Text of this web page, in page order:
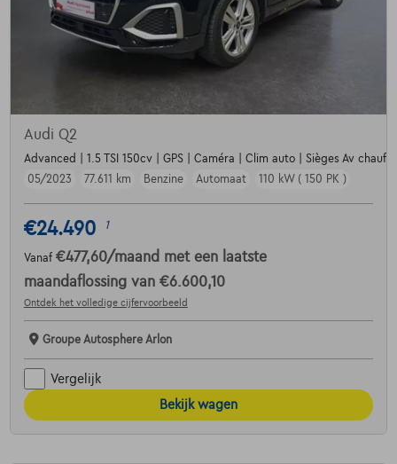
Audi Q2
Advanced | 1.5 TSI 150cv | GPS | Caméra | Clim auto | Sièges Av
05/2023
77.611 km Benzine Automaat 110 kW ( 150 PK )
€24.490 1
Vanaf €477,60/maand met een laatste
maandaflossing van €6.600,10
Ontdek het volledige cijfervoorbeeld
Groupe Autosphere Arlon
Vergelijk
Bekijk wagen